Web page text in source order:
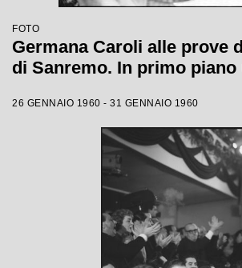
FOTO
Germana Caroli alle prove
di Sanremo. In primo piano
26 GENNAIO 1960 - 31 GENNAIO 1960